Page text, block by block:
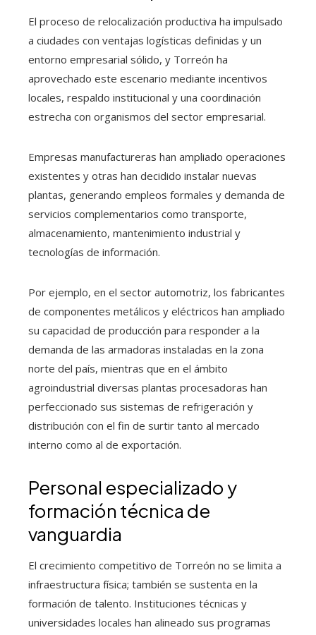
El proceso de relocalización productiva ha impulsado
a ciudades con ventajas logísticas definidas y un
entorno empresarial sólido, y Torreón ha
aprovechado este escenario mediante incentivos
locales, respaldo institucional y una coordinación
estrecha con organismos del sector empresarial.
Empresas manufactureras han ampliado operaciones
existentes y otras han decidido instalar nuevas
plantas, generando empleos formales y demanda de
servicios complementarios como transporte,
almacenamiento, mantenimiento industrial y
tecnologías de información.
Por ejemplo, en el sector automotriz, los fabricantes
de componentes metálicos y eléctricos han ampliado
su capacidad de producción para responder a la
demanda de las armadoras instaladas en la zona
norte del país, mientras que en el ámbito
agroindustrial diversas plantas procesadoras han
perfeccionado sus sistemas de refrigeración y
distribución con el fin de surtir tanto al mercado
interno como al de exportación.
Personal especializado y
formación técnica de
vanguardia
El crecimiento competitivo de Torreón no se limita a
infraestructura física; también se sustenta en la
formación de talento. Instituciones técnicas y
universidades locales han alineado sus programas